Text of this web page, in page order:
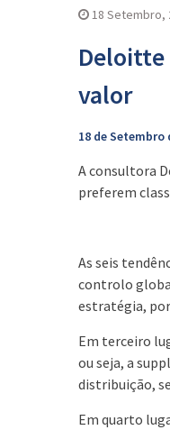
18 Setembro,
Deloitte
valor
18 de Setembro
A consultora
preferem
As seis
controlo
estratégia,
Em terceiro
ou seja, a
distribuição,
Em quarto